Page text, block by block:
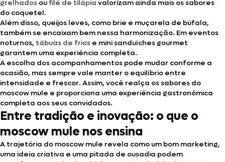
grelhados ou filé de tilápia valorizam ainda mais os sabores
do coquetel.
Além disso, queijos leves, como brie e muçarela de búfala,
também se encaixam bem nessa harmonização. Em eventos
noturnos, tábuas de frios e mini sanduíches gourmet
garantem uma experiência completa.
A escolha dos acompanhamentos pode mudar conforme a
ocasião, mas sempre vale manter o equilíbrio entre
intensidade e frescor. Assim, você realça os sabores do
moscow mule e proporciona uma experiência gastronômica
completa aos seus convidados.
Entre tradição e inovação: o que o
moscow mule nos ensina
A trajetória do moscow mule revela como um bom marketing,
uma ideia criativa e uma pitada de ousadia podem